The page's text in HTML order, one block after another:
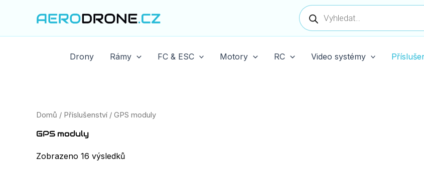
Products
search
Drony Rámy FC & ESC Motory RC Video systémy
Domů / Příslušenství / GPS moduly
GPS moduly
Zobrazeno 16 výsledků
podle
ceny:
nejnižší